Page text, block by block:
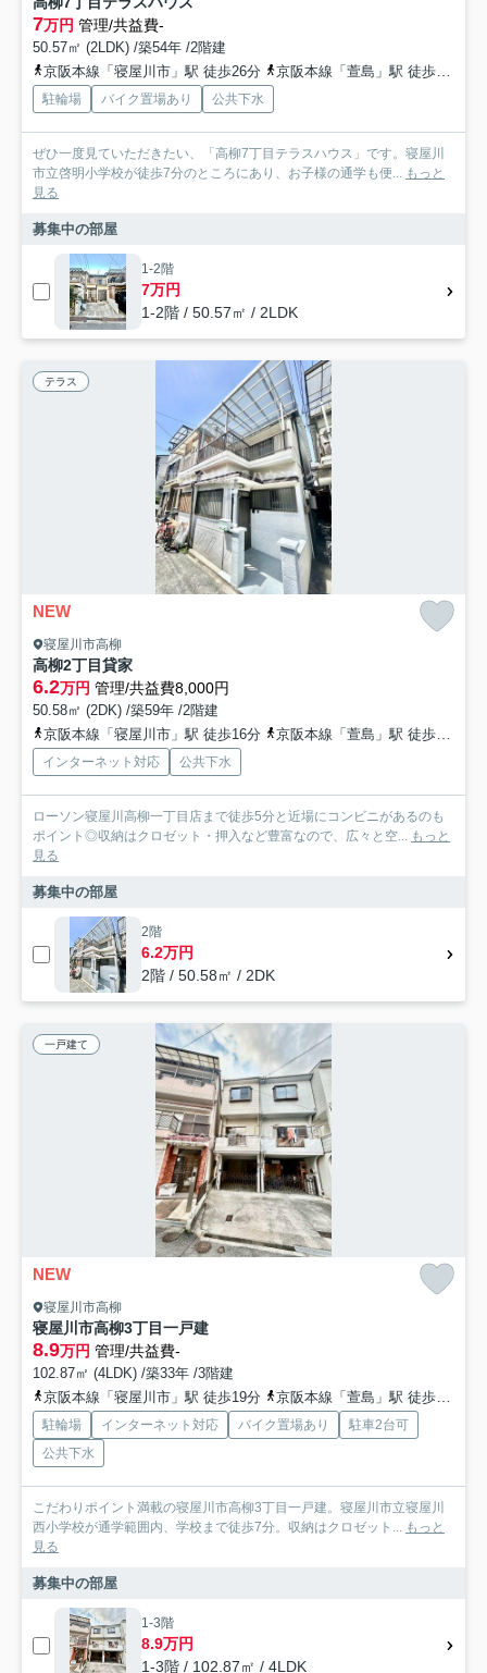
7万円 管理/共益費-
50.57㎡ (2LDK) /築54年 /2階建
京阪本線「寝屋川市」駅 徒歩26分
京阪本線「萱島」駅 徒歩28分
駐輪場 バイク置場あり 公共下水
ぜひ一度見ていただきたい、「高柳7丁目テラスハウス」です。寝屋川
市立啓明小学校が徒歩7分のところにあり、お子様の通学も便... もっと
見る
募集中の部屋
1-2階
7万円
1-2階 / 50.57㎡ / 2LDK
テラス
NEW
寝屋川市高柳
高柳2丁目貸家
6.2万円 管理/共益費8,000円
50.58㎡ (2DK) /築59年 /2階建
京阪本線「寝屋川市」駅 徒歩16分
京阪本線「萱島」駅 徒歩23分
インターネット対応 公共下水
ローソン寝屋川高柳一丁目店まで徒歩5分と近場にコンビニがあるのも
ポイント◎収納はクロゼット・押入など豊富なので、広々と空... もっと
見る
募集中の部屋
2階
6.2万円
2階 / 50.58㎡ / 2DK
一戸建て
NEW
寝屋川市高柳
寝屋川市高柳3丁目一戸建
8.9万円 管理/共益費-
102.87㎡ (4LDK) /築33年 /3階建
京阪本線「寝屋川市」駅 徒歩19分
京阪本線「萱島」駅 徒歩27分
駐輪場 インターネット対応 バイク置場あり
駐車2台可
公共下水
こだわりポイント満載の寝屋川市高柳3丁目一戸建。寝屋川市立寝屋川
西小学校が通学範囲内、学校まで徒歩7分。収納はクロゼット... もっと
見る
募集中の部屋
1-3階
8.9万円
1-3階 / 102.87㎡ / 4LDK